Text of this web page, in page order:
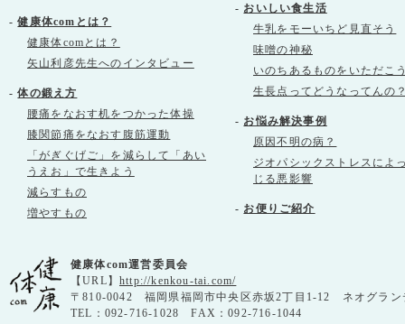
-健康体comとは？
健康体comとは？
矢山利彦先生へのインタビュー
-体の鍛え方
腰痛をなおす机をつかった体操
膝関節痛をなおす腹筋運動
「がぎぐげご」を減らして「あい
うえお」で生きよう
減らすもの
増やすもの
- おいしい食生活
牛乳をモーいちど見直そう
味噌の神秘
いのちあるものをいただこ
生長点ってどうなってんの
- お悩み解決事例
原因不明の病？
ジオパシックストレスによ
じる悪影響
- お便りご紹介
健康体com運営委員会
【URL】 http://kenkou-tai.com/
〒810-0042 福岡県福岡市中央区赤坂2丁目1-12 ネオグラン
TEL：092-716-1028 FAX：092-716-1044